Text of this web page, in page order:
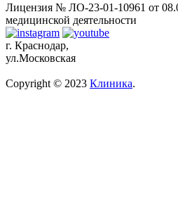
Лицензия № ЛО-23-01-10961 от
медицинской деятельности
г. Краснодар,
ул.Московская
Copyright © 2023 Клиника.